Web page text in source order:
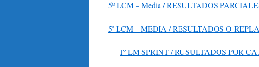
5º LCM – Media / RESULTADOS
5ª LCM – MEDIA / RESULTADOS O-
1º LM SPRINT / RUSULTADOS POR